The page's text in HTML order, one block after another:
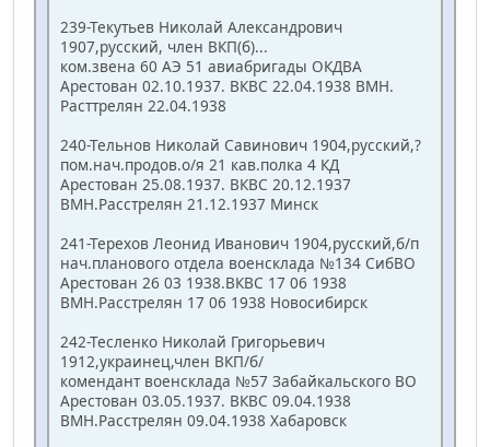
239-Текутьев Николай Александрович
1907,русский, член ВКП(б)...
ком.звена 60 АЭ 51 авиабригады ОКДВА
Арестован 02.10.1937. ВКВС 22.04.1938 ВМН.
Расттрелян 22.04.1938
240-Тельнов Николай Савинович 1904,русский,?
пом.нач.продов.о/я 21 кав.полка 4 КД
Арестован 25.08.1937. ВКВС 20.12.1937
ВМН.Расстрелян 21.12.1937 Минск
241-Терехов Леонид Иванович 1904,русский,б/п
нач.планового отдела военсклада №134 СибВО
Арестован 26 03 1938.ВКВС 17 06 1938
ВМН.Расстрелян 17 06 1938 Новосибирск
242-Тесленко Николай Григорьевич
1912,украинец,член ВКП/б/
комендант военсклада №57 Забайкальского ВО
Арестован 03.05.1937. ВКВС 09.04.1938
ВМН.Расстрелян 09.04.1938 Хабаровск